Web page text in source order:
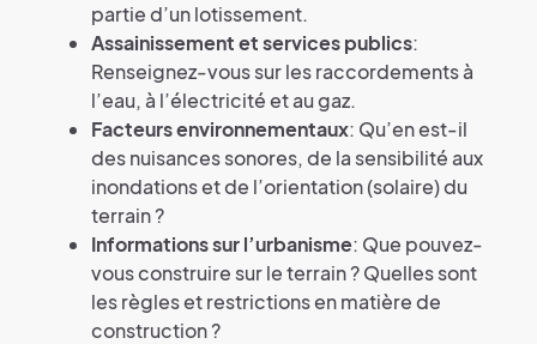
partie d’un lotissement.
Assainissement et services publics:
Renseignez-vous sur les raccordements à
l’eau, à l’électricité et au gaz.
Facteurs environnementaux: Qu’en est-il
des nuisances sonores, de la sensibilité aux
inondations et de l’orientation (solaire) du
terrain ?
Informations sur l’urbanisme: Que pouvez-
vous construire sur le terrain ? Quelles sont
les règles et restrictions en matière de
construction ?